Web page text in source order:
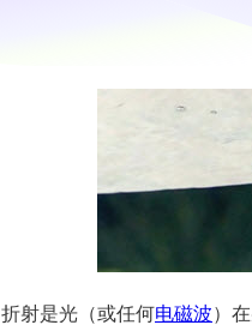
折射是光（或任何电磁波）